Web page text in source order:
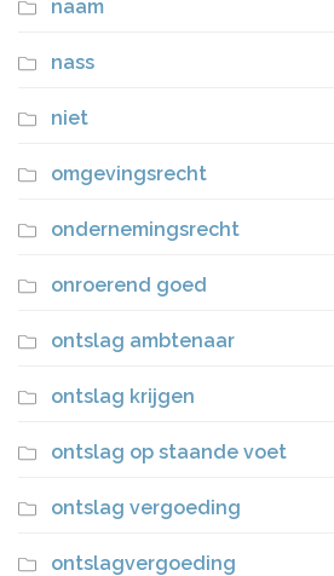
naam
nass
niet
omgevingsrecht
ondernemingsrecht
onroerend goed
ontslag ambtenaar
ontslag krijgen
ontslag op staande voet
ontslag vergoeding
ontslagvergoeding